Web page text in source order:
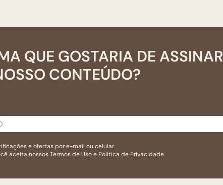
QUE GOSTARIA DE ASSINAR
CONTEÚDO?
e ofertas por e-mail ou celular.
aceita nossosTermos de Usoe Politica de Privacidade.